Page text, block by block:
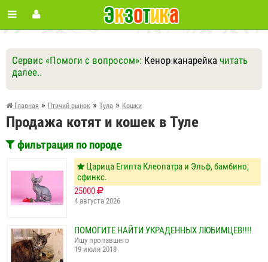
Сервис «Помоги с вопросом»: Кенор канарейка читать
далее..
Ответить Другие вопросы
Задать вопрос
Главная » Птичий рынок » Тула » Кошки
Продажа котят и кошек в Туле
фильтрация по породе
Царица Египта Клеопатра и Эльф, бамбино,
сфинкс.
25000
4 августа 2026
ПОМОГИТЕ НАЙТИ УКРАДЕННЫХ ЛЮБИМЦЕВ!!!!
Ищу пропавшего
19 июля 2018